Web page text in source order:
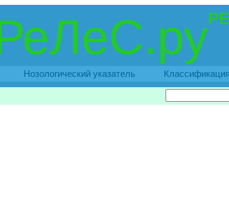
РЕ
Нозологический указатель